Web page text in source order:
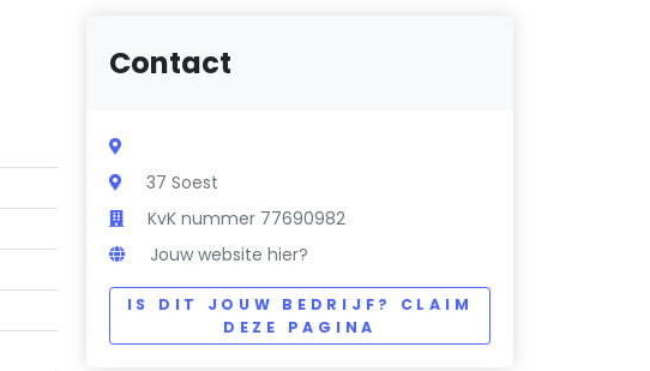
Contact
37 Soest
KvK nummer 77690982
Jouw website hier?
IS DIT JOUW BEDRIJF? CLAIM
DEZE PAGINA